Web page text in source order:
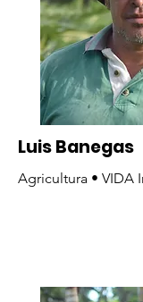
Luis Banegas
Agricultura • VIDA